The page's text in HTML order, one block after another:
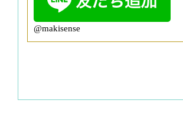
@makisense